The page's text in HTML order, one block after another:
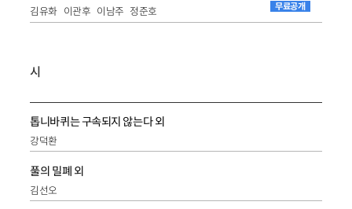
김유화 이관후 이남주 정준호 무료공개
시
톱니바퀴는 구속되지 않는다 외
강덕환
풀의 밀폐 외
김선오